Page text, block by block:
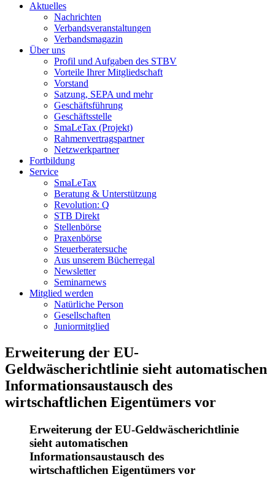
Aktuelles
Nachrichten
Verbandsveranstaltungen
Verbandsmagazin
Über uns
Profil und Aufgaben des STBV
Vorteile Ihrer Mitgliedschaft
Vorstand
Satzung, SEPA und mehr
Geschäftsführung
Geschäftsstelle
SmaLeTax (Projekt)
Rahmenvertragspartner
Netzwerkpartner
Fortbildung
Service
SmaLeTax
Beratung & Unterstützung
Revolution: Q
STB Direkt
Stellenbörse
Praxenbörse
Steuerberatersuche
Aus unserem Bücherregal
Newsletter
Seminarnews
Mitglied werden
Natürliche Person
Gesellschaften
Juniormitglied
Erweiterung der EU-
Geldwäscherichtlinie sieht automatischen
Informationsaustausch des
wirtschaftlichen Eigentümers vor
Erweiterung der EU-Geldwäscherichtlinie
sieht automatischen
Informationsaustausch des
wirtschaftlichen Eigentümers vor